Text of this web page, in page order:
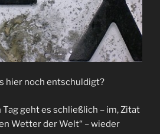
hier noch entschuldigt?
geht es schließlich – im, Zitat
Wetter der Welt“ – wieder